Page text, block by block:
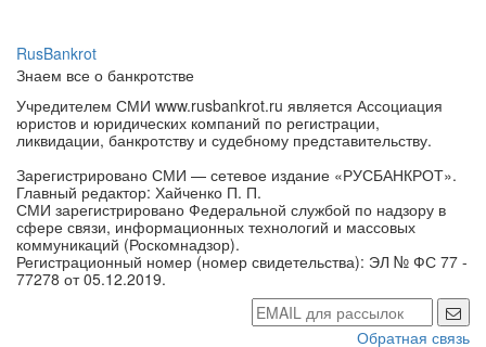
Учредителем СМИ www.rusbankrot.ru является Ассоциация
юристов и юридических компаний по регистрации,
ликвидации, банкротству и судебному представительству.
Зарегистрировано СМИ — сетевое издание «РУСБАНКРОТ».
Главный редактор: Хайченко П. П.
СМИ зарегистрировано Федеральной службой по надзору в
сфере связи, информационных технологий и массовых
коммуникаций (Роскомнадзор).
Регистрационный номер (номер свидетельства): ЭЛ № ФС 77 -
77278 от 05.12.2019.
Обратная связь
Реклама на сайте
Контакты